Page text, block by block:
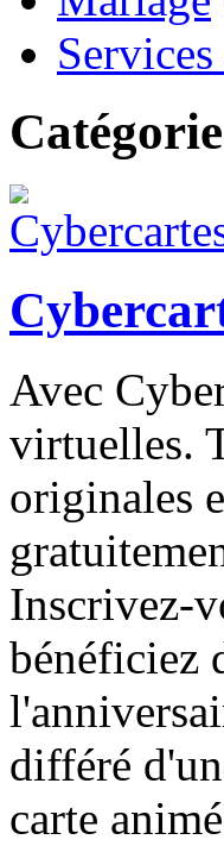
Avec
virtuelles.
originales
Inscrivez-
bénéficiez
différé
carte